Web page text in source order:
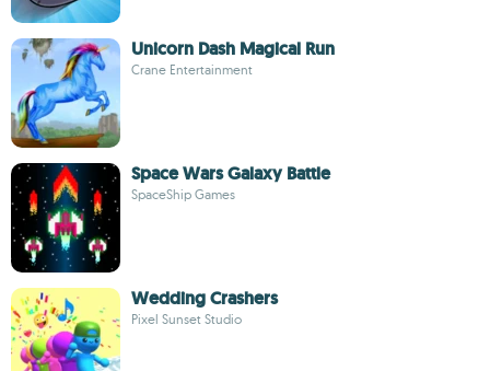
Unicorn Dash Magical Run
Crane Entertainment
Space Wars Galaxy Battle
SpaceShip Games
Wedding Crashers
Pixel Sunset Studio